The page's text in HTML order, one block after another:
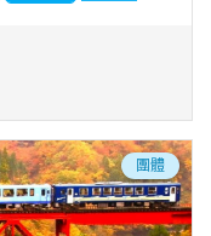
團體